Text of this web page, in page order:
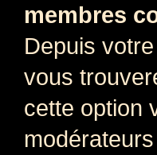
membres
Depuis
vous
cette option